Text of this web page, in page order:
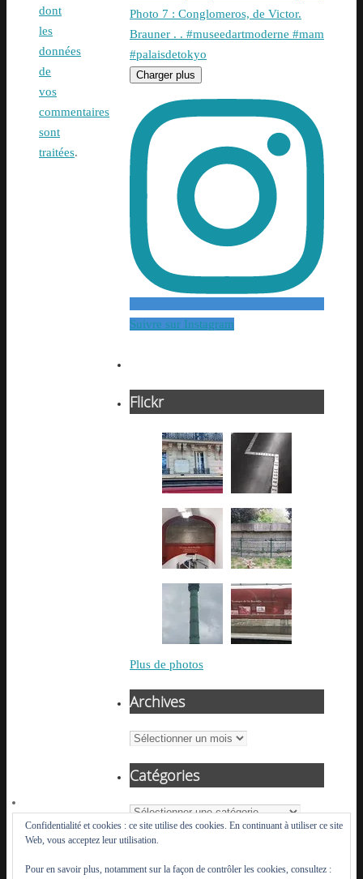
dont
les
données
de
vos
commentaires
sont
traitées.
Charger plus
Suivre sur Instagram
Flickr
Plus de photos
Archives
Archives
Catégories
Catégories
Confidentialité et cookies : ce site utilise des cookies. En continuant à utiliser ce site
Web, vous acceptez leur utilisation.
Pour en savoir plus, notamment sur la façon de contrôler les cookies, consultez :